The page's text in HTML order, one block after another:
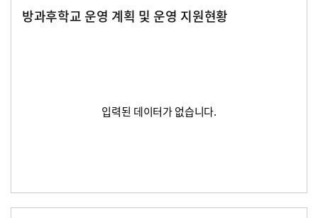
방과후학교 운영 계획 및 운영 지원현황
입력된 데이터가 없습니다.